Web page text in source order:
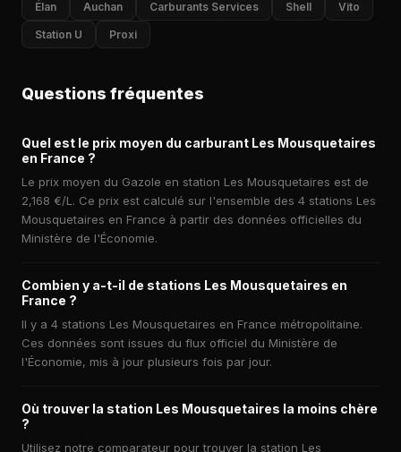
Élan Auchan Carburants Services Shell Vito
Station U Proxi
Questions fréquentes
Quel est le prix moyen du carburant Les Mousquetaires
en France ?
Le prix moyen du Gazole en station Les Mousquetaires est de
2,168 €/L. Ce prix est calculé sur l'ensemble des 4 stations Les
Mousquetaires en France à partir des données officielles du
Ministère de l'Économie.
Combien y a-t-il de stations Les Mousquetaires en
France ?
Il y a 4 stations Les Mousquetaires en France métropolitaine.
Ces données sont issues du flux officiel du Ministère de
l'Économie, mis à jour plusieurs fois par jour.
Où trouver la station Les Mousquetaires la moins chère
?
Utilisez notre comparateur pour trouver la station Les